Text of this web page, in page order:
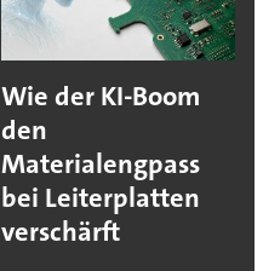
Wie der KI-Boom
den
Materialengpass
bei Leiterplatten
verschärft